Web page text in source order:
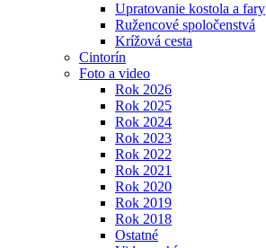
Upratovanie kostola a fary
Ružencové spoločenstvá
Krížová cesta
Cintorín
Foto a video
Rok 2026
Rok 2025
Rok 2024
Rok 2023
Rok 2022
Rok 2021
Rok 2020
Rok 2019
Rok 2018
Ostatné